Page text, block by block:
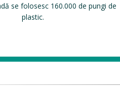
se folosesc 160.000 de pungi de
plastic.